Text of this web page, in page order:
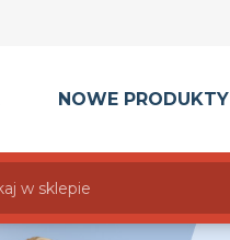
NOWE PRODUKTY